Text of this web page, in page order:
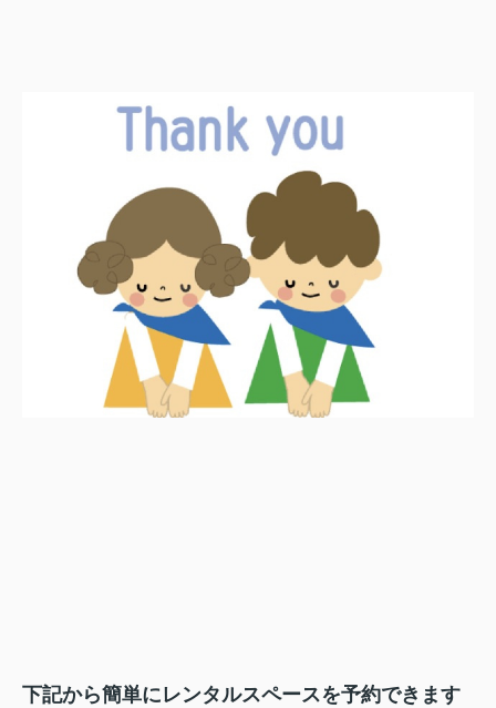
下記から簡単にレンタルスペースを予約できます